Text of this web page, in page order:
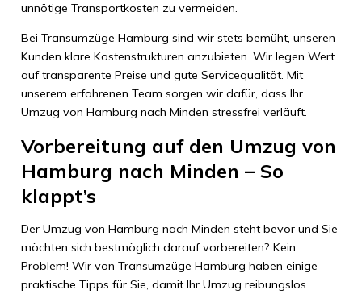
unnötige Transportkosten zu vermeiden.
Bei Transumzüge Hamburg sind wir stets bemüht, unseren
Kunden klare Kostenstrukturen anzubieten. Wir legen Wert
auf transparente Preise und gute Servicequalität. Mit
unserem erfahrenen Team sorgen wir dafür, dass Ihr
Umzug von Hamburg nach Minden stressfrei verläuft.
Vorbereitung auf den Umzug von
Hamburg nach Minden – So
klappt’s
Der Umzug von Hamburg nach Minden steht bevor und Sie
möchten sich bestmöglich darauf vorbereiten? Kein
Problem! Wir von Transumzüge Hamburg haben einige
praktische Tipps für Sie, damit Ihr Umzug reibungslos